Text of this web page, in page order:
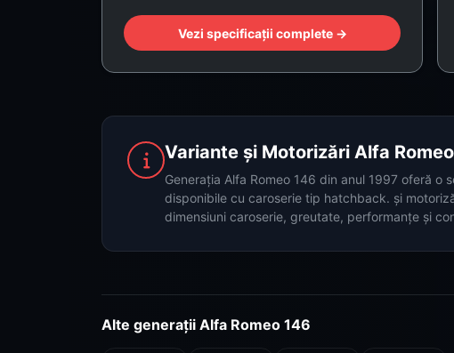
Vezi specificații complete →
Variante și Motorizări Alfa
Generația Alfa Romeo 146 din anul 1997 oferă
disponibile cu caroserie tip hatchback. și
dimensiuni caroserie, greutate, performanțe și
Alte generații Alfa Romeo 146